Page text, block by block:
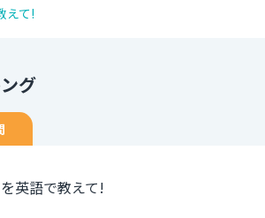
えて!
グ
英語で教えて!